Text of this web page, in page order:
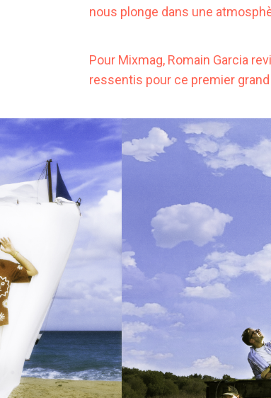
nous plonge dans une
Pour Mixmag, Romain Garcia
ressentis pour ce premier